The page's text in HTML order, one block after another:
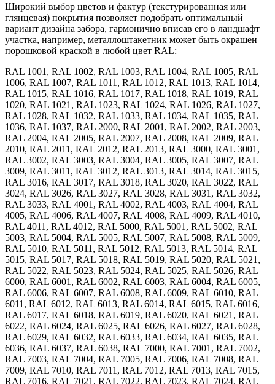
Широкий выбор цветов и фактур (текстурированная или
глянцевая) покрытия позволяет подобрать оптимальный
вариант дизайна забора, гармонично вписав его в ландшафт
участка, например, металлоштакетник может быть окрашен
порошковой краской в любой цвет RAL:
RAL 1001, RAL 1002, RAL 1003, RAL 1004, RAL 1005, RAL
1006, RAL 1007, RAL 1011, RAL 1012, RAL 1013, RAL 1014,
RAL 1015, RAL 1016, RAL 1017, RAL 1018, RAL 1019, RAL
1020, RAL 1021, RAL 1023, RAL 1024, RAL 1026, RAL 1027,
RAL 1028, RAL 1032, RAL 1033, RAL 1034, RAL 1035, RAL
1036, RAL 1037, RAL 2000, RAL 2001, RAL 2002, RAL 2003,
RAL 2004, RAL 2005, RAL 2007, RAL 2008, RAL 2009, RAL
2010, RAL 2011, RAL 2012, RAL 2013, RAL 3000, RAL 3001,
RAL 3002, RAL 3003, RAL 3004, RAL 3005, RAL 3007, RAL
3009, RAL 3011, RAL 3012, RAL 3013, RAL 3014, RAL 3015,
RAL 3016, RAL 3017, RAL 3018, RAL 3020, RAL 3022, RAL
3024, RAL 3026, RAL 3027, RAL 3028, RAL 3031, RAL 3032,
RAL 3033, RAL 4001, RAL 4002, RAL 4003, RAL 4004, RAL
4005, RAL 4006, RAL 4007, RAL 4008, RAL 4009, RAL 4010,
RAL 4011, RAL 4012, RAL 5000, RAL 5001, RAL 5002, RAL
5003, RAL 5004, RAL 5005, RAL 5007, RAL 5008, RAL 5009,
RAL 5010, RAL 5011, RAL 5012, RAL 5013, RAL 5014, RAL
5015, RAL 5017, RAL 5018, RAL 5019, RAL 5020, RAL 5021,
RAL 5022, RAL 5023, RAL 5024, RAL 5025, RAL 5026, RAL
6000, RAL 6001, RAL 6002, RAL 6003, RAL 6004, RAL 6005,
RAL 6006, RAL 6007, RAL 6008, RAL 6009, RAL 6010, RAL
6011, RAL 6012, RAL 6013, RAL 6014, RAL 6015, RAL 6016,
RAL 6017, RAL 6018, RAL 6019, RAL 6020, RAL 6021, RAL
6022, RAL 6024, RAL 6025, RAL 6026, RAL 6027, RAL 6028,
RAL 6029, RAL 6032, RAL 6033, RAL 6034, RAL 6035, RAL
6036, RAL 6037, RAL 6038, RAL 7000, RAL 7001, RAL 7002,
RAL 7003, RAL 7004, RAL 7005, RAL 7006, RAL 7008, RAL
7009, RAL 7010, RAL 7011, RAL 7012, RAL 7013, RAL 7015,
RAL 7016, RAL 7021, RAL 7022, RAL 7023, RAL 7024, RAL